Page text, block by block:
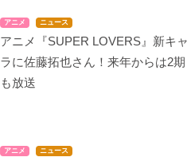
アニメ ニュース
アニメ『SUPER LOVERS』新キャ
ラに佐藤拓也さん！来年からは2期
も放送
アニメ ニュース